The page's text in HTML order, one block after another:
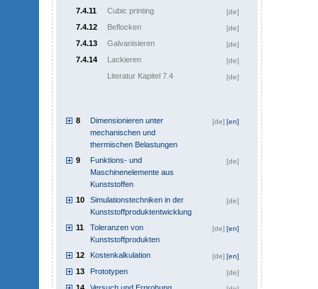
7.4.11 Cubic printing [de]
7.4.12 Beflocken [de]
7.4.13 Galvanisieren [de]
7.4.14 Lackieren [de]
Literatur Kapitel 7.4 [de]
8
Dimensionieren unter
mechanischen und
thermischen Belastungen
[en]
[de]
9
Funktions- und
Maschinenelemente aus
Kunststoffen
[de]
10
Simulationstechniken in der
Kunststoffproduktentwicklung
[de]
11
Toleranzen von
Kunststoffprodukten
[en]
[de]
12 Kostenkalkulation [en]
[de]
13 Prototypen [de]